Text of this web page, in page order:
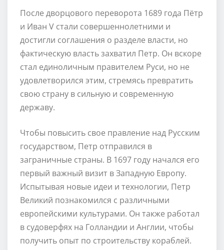
После дворцового переворота 1689 года Пётр
и Иван V стали совершеннолетними и
достигли соглашения о разделе власти, но
фактическую власть захватил Петр. Он вскоре
стал единоличным правителем Руси, но не
удовлетворился этим, стремясь превратить
свою страну в сильную и современную
державу.
Чтобы повысить свое правление над Русским
государством, Петр отправился в
заграничные страны. В 1697 году начался его
первый важный визит в Западную Европу.
Испытывая новые идеи и технологии, Петр
Великий познакомился с различными
европейскими культурами. Он также работал
в судоверфях на Голландии и Англии, чтобы
получить опыт по строительству кораблей.